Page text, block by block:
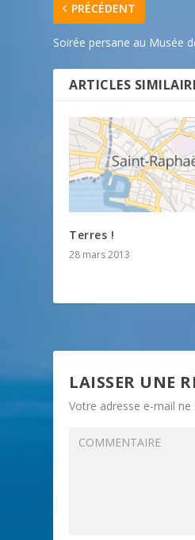
PRÉCÉDENT
Soirée persane au Musée
ARTICLES
Terres !
28 mars 2013
LAISSER UNE
Votre adresse e-mail ne